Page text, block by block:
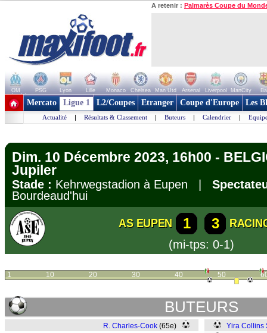
A retenir : Palmarès Coupe du
OM PSG Lyon Lille Monaco Chelsea Man Utd Arsenal Liverpool ManCity
+ de clubs
Mercato Ligue 1 L2/Coupes Etranger Coupe d'Europe Les
Actualité | Résultats & Classement | Buteurs | Calendrier |
Dim. 10 Décembre 2023, 16h00 -
Jupiler
Stade : Kehrwegstadion à Eupen |
Bourdeaud'hui
AS EUPEN 1 3
(mi-tps: 0-1)
1 10 20 30 40 50
BUTEURS
R. Charles-Cook (65e)
Yira Collins